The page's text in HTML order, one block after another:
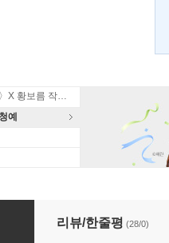
뮤지컬 〈휴남동 서점〉X 황보름 작가 북토크
예
리뷰/한줄평 (28/0)